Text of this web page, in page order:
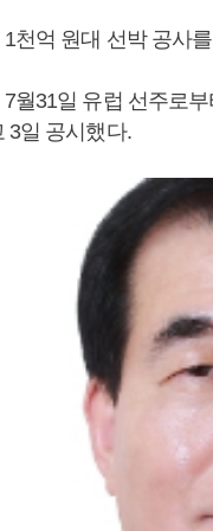
천억 원대 선박 공사
월31일 유럽 선주로
3일 공시했다.